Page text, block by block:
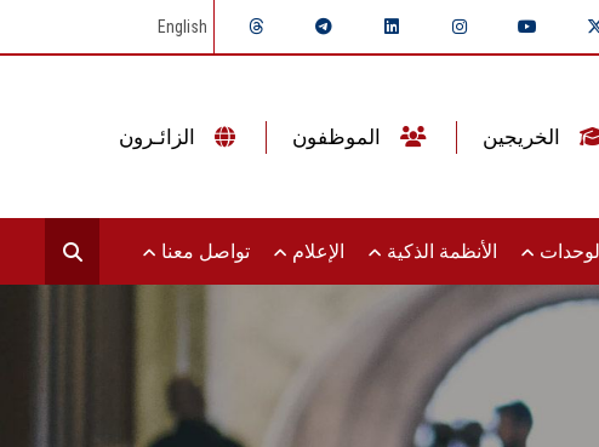
English
الأنظمة الذكية الإعلام تواصل معنا